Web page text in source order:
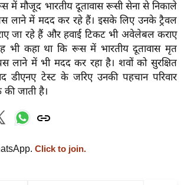
में मौजूद भारतीय दूतावास रूसी सेना से निकाले
लाने में मदद कर रहे हैं। इसके लिए उनके ट्रैवल
जा रहे हैं और हवाई टिकट भी अवेलेबल कराए
भी कहा था कि रूस में भारतीय दूतावास मृत
लाने में भी मदद कर रहा है। शवों को सुरक्षित
डीएनए टेस्ट के जरिए उनकी पहचान परिवार
जाती है।
Click to join.